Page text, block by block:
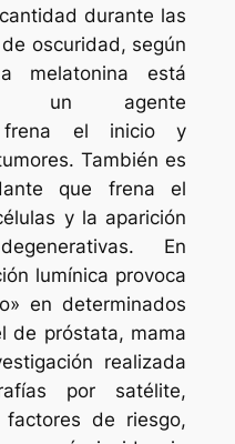
durante las
oscuridad, según
melatonina está
un agente
frena el inicio y
También es
que frena el
y la aparición
En
lumínica provoca
en determinados
de próstata, mama
realizada
por satélite,
de riesgo,